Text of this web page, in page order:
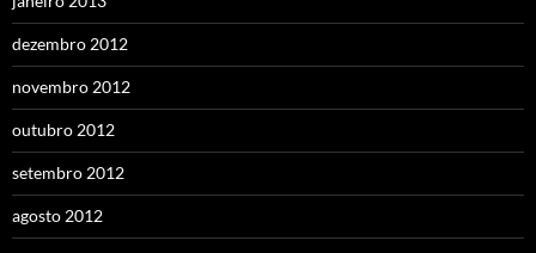
dezembro 2012
novembro 2012
outubro 2012
setembro 2012
agosto 2012